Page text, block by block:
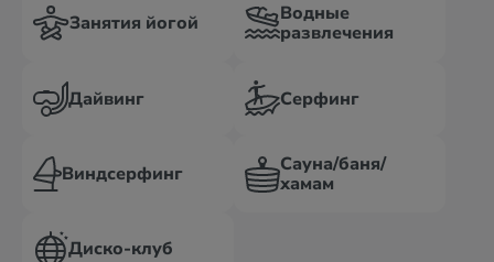
Занятия йогой
Водные
развлечения
Дайвинг Серфинг
Виндсерфинг
Сауна/баня/
хамам
Диско-клуб